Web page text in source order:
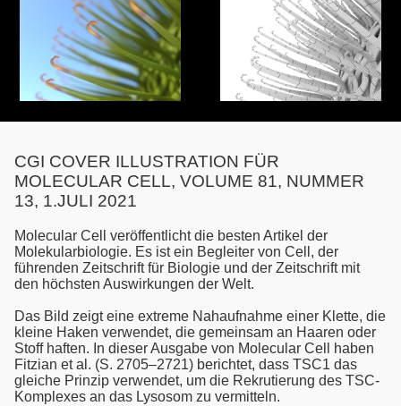
CGI COVER ILLUSTRATION FÜR
MOLECULAR CELL, VOLUME 81, NUMMER
13, 1.JULI 2021
Molecular Cell veröffentlicht die besten Artikel der
Molekularbiologie. Es ist ein Begleiter von Cell, der
führenden Zeitschrift für Biologie und der Zeitschrift mit
den höchsten Auswirkungen der Welt.
Das Bild zeigt eine extreme Nahaufnahme einer Klette, die
kleine Haken verwendet, die gemeinsam an Haaren oder
Stoff haften. In dieser Ausgabe von Molecular Cell haben
Fitzian et al. (S. 2705–2721) berichtet, dass TSC1 das
gleiche Prinzip verwendet, um die Rekrutierung des TSC-
Komplexes an das Lysosom zu vermitteln.